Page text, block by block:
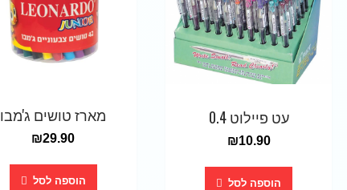
עט פיילוט 0.4
₪10.90
הוספה לסל
מארז טושים ג'מבו
₪29.90
הוספה לסל